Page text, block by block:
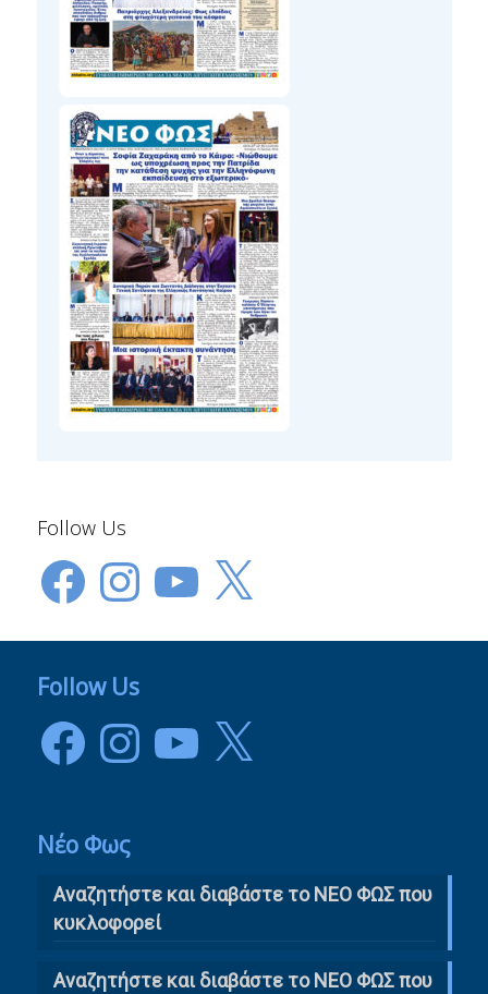
Follow Us
FacebookInstagramYouTube
X
Follow Us
FacebookInstagramYouTube
X
Νέο Φως
Αναζητήστε και διαβάστε το NΕΟ ΦΩΣ που
κυκλοφορεί
Αναζητήστε και διαβάστε το ΝΕΟ ΦΩΣ που